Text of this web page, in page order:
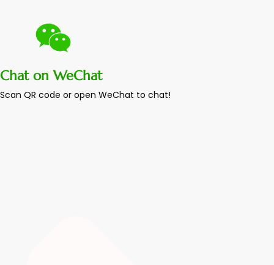
Chat on WeChat
Scan QR code or open WeChat to chat!